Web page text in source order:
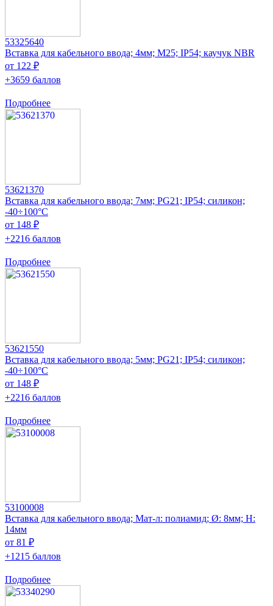
53325640
Вставка для кабельного ввода; 4мм; M25; IP54; каучук NBR
от 122 ₽
+3659 баллов
Подробнее
53621370
Вставка для кабельного ввода; 7мм; PG21; IP54; силикон;
-40÷100°C
от 148 ₽
+2216 баллов
Подробнее
53621550
Вставка для кабельного ввода; 5мм; PG21; IP54; силикон;
-40÷100°C
от 148 ₽
+2216 баллов
Подробнее
53100008
Вставка для кабельного ввода; Мат-л: полиамид; Ø: 8мм; H:
14мм
от 81 ₽
+1215 баллов
Подробнее